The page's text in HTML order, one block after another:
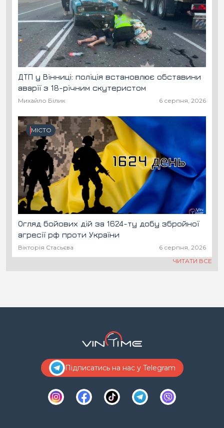
ДТП у Вінниці: поліція встановлює обставини
аварії з 18-річним скутеристом
Михайло Білик 6 серпня, 2026
МІСТО
Огляд бойових дій за 1624-ту добу збройної
агресії рф проти України
Вікторія Стасьєва
6 серпня, 2026
ЧИТАТИ ВСЕ
Підписатись на нас у Telegram